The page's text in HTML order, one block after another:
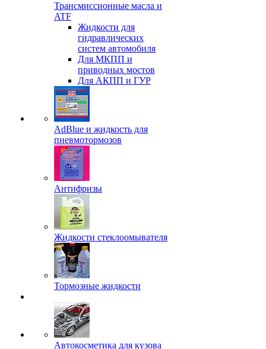
Трансмиссионные масла и
ATF
Жидкости для
гидравлических
систем автомобиля
Для МКПП и
приводных мостов
Для АКПП и ГУР
AdBlue и жидкость для
пневмотормозов
Антифризы
Жидкости стеклоомывателя
Тормозные жидкости
Автокосметика для кузова